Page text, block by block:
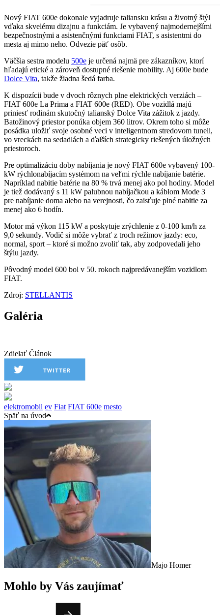
Nový FIAT 600e dokonale vyjadruje taliansku krásu a životný štýl
vďaka skvelému dizajnu a funkciám. Je vybavený najmodernejšími
bezpečnostnými a asistenčnými funkciami FIAT, s asistentmi do
mesta aj mimo neho. Odvezie päť osôb.
Väčšia sestra modelu 500e je určená najmä pre zákazníkov, ktorí
hľadajú etické a zároveň dostupné riešenie mobility. Aj 600e bude
Dolce Vita, takže žiadna šedá farba.
K dispozícii bude v dvoch rôznych plne elektrických verziách –
FIAT 600e La Prima a FIAT 600e (RED). Obe vozidlá majú
priniesť rodinám skutočný talianský Dolce Vita zážitok z jazdy.
Batožinový priestor ponúka objem 360 litrov. Okrem toho si môže
posádka uložiť svoje osobné veci v inteligentnom stredovom tuneli,
vo vreckách na sedadlách a ďalších strategicky riešených úložných
priestoroch.
Pre optimalizáciu doby nabíjania je nový FIAT 600e vybavený 100-
kW rýchlonabíjacím systémom na veľmi rýchle nabíjanie batérie.
Napríklad nabitie batérie na 80 % trvá menej ako pol hodiny. Model
je tiež dodávaný s 11 kW palubnou nabíjačkou a káblom Mode 3
pre nabíjanie doma alebo na verejnosti, čo zaisťuje plné nabitie za
menej ako 6 hodín.
Motor má výkon 115 kW a poskytuje zrýchlenie z 0-100 km/h za
9,0 sekundy. Vodič si môže vybrať z troch režimov jazdy: eco,
normal, sport – ktoré si možno zvoliť tak, aby zodpovedali jeho
štýlu jazdy.
Pôvodný model 600 bol v 50. rokoch najpredávanejším vozidlom
FIAT.
Zdroj: STELLANTIS
Galéria
Zdielať Článok
elektromobil ev Fiat FIAT 600e mesto
Späť na úvod
Majo Homer
Mohlo by Vás zaujímať